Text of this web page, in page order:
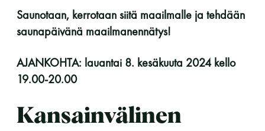
Saunotaan, kerrotaan siitä maailmalle ja tehdään
saunapäivänä maailmanennätys!
AJANKOHTA: lauantai 8. kesäkuuta 2024 kello
19.00-20.00
Kansainvälinen